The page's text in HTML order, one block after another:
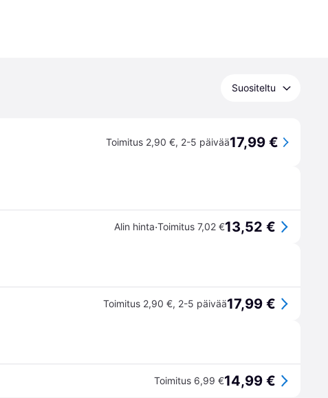
Suositeltu
Toimitus 2,90 €, 2-5 päivää17,99 €
Alin hinta·Toimitus 7,02 €13,52 €
Toimitus 2,90 €, 2-5 päivää17,99 €
Toimitus 6,99 €14,99 €